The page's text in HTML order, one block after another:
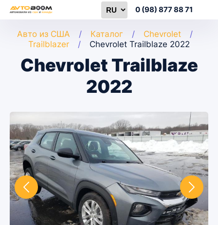
0 (98) 877 88 71
Авто из США Каталог
Chevrolet
Trailblazer
Chevrolet Trailblaze 2022
Chevrolet Trailblaze
2022